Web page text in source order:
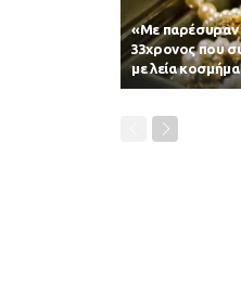
«Με παρέσυραν
33χρονος που
με λεία